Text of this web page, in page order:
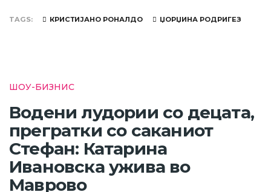
TAGS КРИСТИЈАНО РОНАЛДО ЏОРЏИНА РОДРИГЕЗ
ШОУ-БИЗНИС
Водени лудории со децата,
прегратки со саканиот
Стефан: Катарина
Ивановска ужива во
Маврово